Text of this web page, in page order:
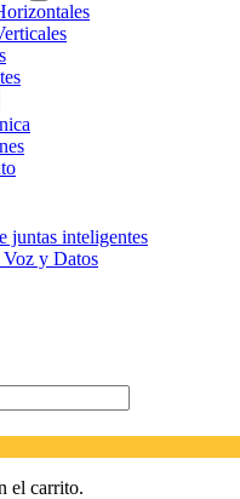
juntas inteligentes
Voz y Datos
el carrito.